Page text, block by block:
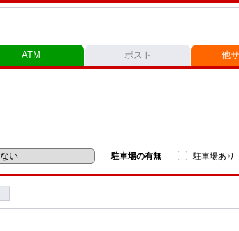
駐車場の有無 駐車場あり
ATM ポスト 他